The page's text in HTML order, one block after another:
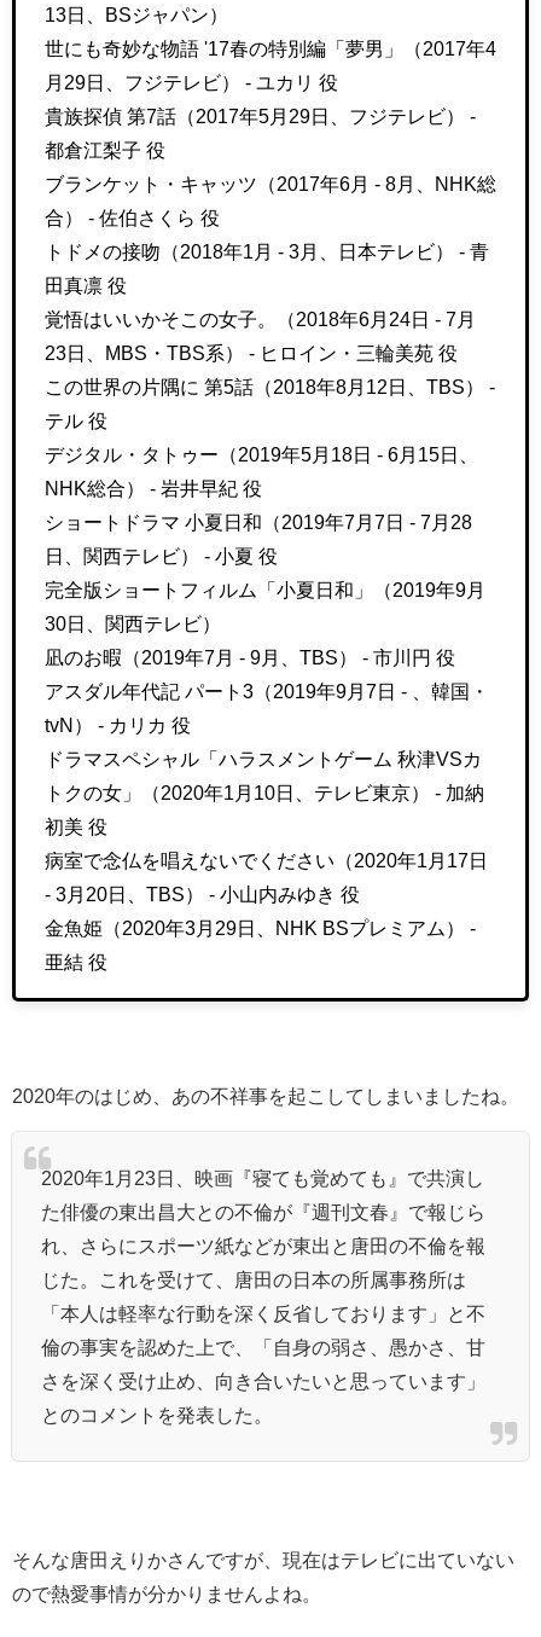
13日、BSジャパン）
世にも奇妙な物語 '17春の特別編「夢男」（2017年4
月29日、フジテレビ） - ユカリ 役
貴族探偵 第7話（2017年5月29日、フジテレビ） -
都倉江梨子 役
ブランケット・キャッツ（2017年6月 - 8月、NHK総
合） - 佐伯さくら 役
トドメの接吻（2018年1月 - 3月、日本テレビ） - 青
田真凛 役
覚悟はいいかそこの女子。（2018年6月24日 - 7月
23日、MBS・TBS系） - ヒロイン・三輪美苑 役
この世界の片隅に 第5話（2018年8月12日、TBS） -
テル 役
デジタル・タトゥー（2019年5月18日 - 6月15日、
NHK総合） - 岩井早紀 役
ショートドラマ 小夏日和（2019年7月7日 - 7月28
日、関西テレビ） - 小夏 役
完全版ショートフィルム「小夏日和」（2019年9月
30日、関西テレビ）
凪のお暇（2019年7月 - 9月、TBS） - 市川円 役
アスダル年代記 パート3（2019年9月7日 - 、韓国・
tvN） - カリカ 役
ドラマスペシャル「ハラスメントゲーム 秋津VSカ
トクの女」（2020年1月10日、テレビ東京） - 加納
初美 役
病室で念仏を唱えないでください（2020年1月17日
- 3月20日、TBS） - 小山内みゆき 役
金魚姫（2020年3月29日、NHK BSプレミアム） -
亜結 役
2020年のはじめ、あの不祥事を起こしてしまいましたね。
2020年1月23日、映画『寝ても覚めても』で共演し
た俳優の東出昌大との不倫が『週刊文春』で報じら
れ、さらにスポーツ紙などが東出と唐田の不倫を報
じた。これを受けて、唐田の日本の所属事務所は
「本人は軽率な行動を深く反省しております」と不
倫の事実を認めた上で、「自身の弱さ、愚かさ、甘
さを深く受け止め、向き合いたいと思っています」
とのコメントを発表した。
そんな唐田えりかさんですが、現在はテレビに出ていない
ので熱愛事情が分かりませんよね。